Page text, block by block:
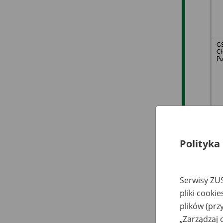
Polityka
Serwisy
pliki
plików
„Zarządzaj